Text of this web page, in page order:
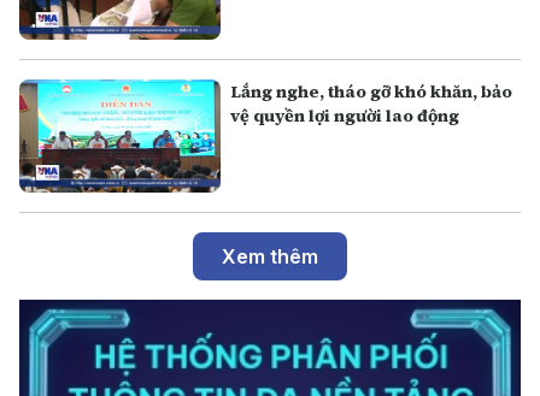
Lắng nghe, tháo gỡ khó khăn, bảo
vệ quyền lợi người lao động
Xem thêm